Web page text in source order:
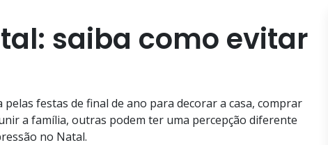
saiba como evitar
festas de final de ano para decorar a casa, comprar
a família, outras podem ter uma percepção diferente
no Natal.